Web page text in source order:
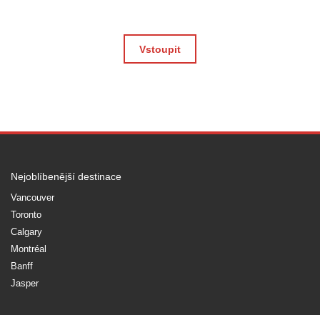
Vstoupit
Nejoblíbenější destinace
Vancouver
Toronto
Calgary
Montréal
Banff
Jasper